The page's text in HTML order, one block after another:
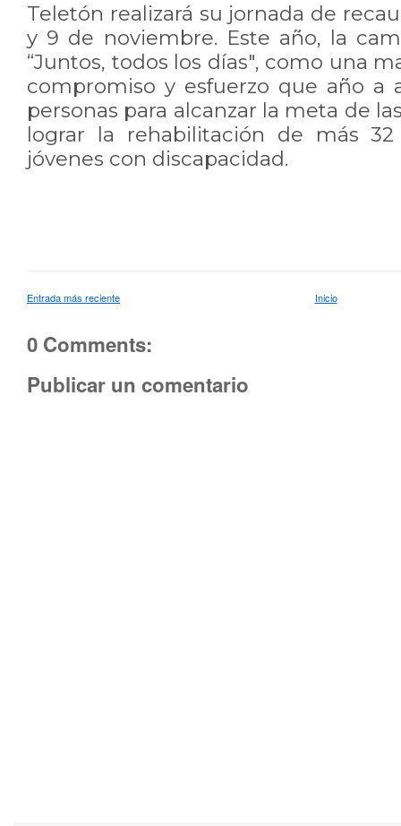
Teletón realizará su jornada de
y 9 de noviembre. Este año, la
“Juntos, todos los días", como una
compromiso y esfuerzo que año a
personas para alcanzar la meta de
lograr la rehabilitación de más
jóvenes con discapacidad.
Entrada más reciente Inicio
0 Comments:
Publicar un comentario